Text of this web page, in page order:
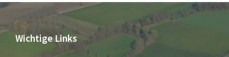
Wichtige Links